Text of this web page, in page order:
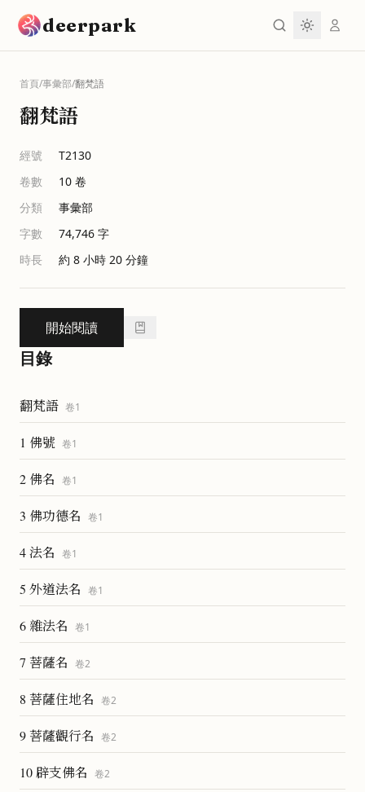
deerpark
首頁/事彙部/翻梵語
翻梵語
經號
T2130
卷數
10 卷
分類
事彙部
字數
74,746 字
時長
約 8 小時 20 分鐘
開始閱讀
目錄
翻梵語 卷1
1 佛號 卷1
2 佛名 卷1
3 佛功德名 卷1
4 法名 卷1
5 外道法名 卷1
6 雜法名 卷1
7 菩薩名 卷2
8 菩薩住地名 卷2
9 菩薩觀行名 卷2
10 辟支佛名 卷2